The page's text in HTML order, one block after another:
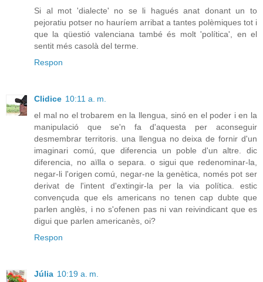
Si al mot 'dialecte' no se li hagués anat donant un to
pejoratiu potser no hauríem arribat a tantes polèmiques tot i
que la qüestió valenciana també és molt 'política', en el
sentit més casolà del terme.
Respon
Clidice 10:11 a. m.
el mal no el trobarem en la llengua, sinó en el poder i en la
manipulació que se'n fa d'aquesta per aconseguir
desmembrar territoris. una llengua no deixa de fornir d'un
imaginari comú, que diferencia un poble d'un altre. dic
diferencia, no aïlla o separa. o sigui que redenominar-la,
negar-li l'origen comú, negar-ne la genètica, només pot ser
derivat de l'intent d'extingir-la per la via política. estic
convençuda que els americans no tenen cap dubte que
parlen anglès, i no s'ofenen pas ni van reivindicant que es
digui que parlen americanès, oi?
Respon
Júlia 10:19 a. m.